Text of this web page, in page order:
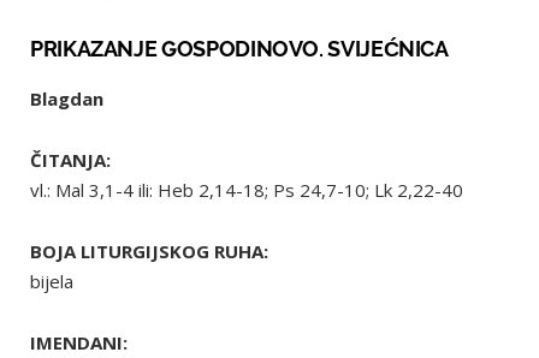
PRIKAZANJE GOSPODINOVO. SVIJEĆNICA
Blagdan
ČITANJA:
vl.: Mal 3,1-4 ili: Heb 2,14-18; Ps 24,7-10; Lk 2,22-40
BOJA LITURGIJSKOG RUHA:
bijela
IMENDANI: